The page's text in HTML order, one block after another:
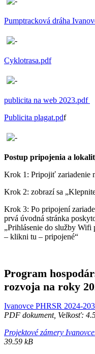
Pumptracková dráha
Cyklotrasa.pdf
publicita na web 2023.pdf
Publicita plagat.pdf
Postup pripojenia a
Krok 1: Pripojiť zariadenie
Krok 2: zobrazí sa
Krok 3: Po pripojení
prvá úvodná stránka
„Prihlásenie do služby Wifi
– klikni tu – pripojené“
Program
rozvoja na roky
Ivanovce PHRSR 2024-
PDF dokument, Velkosť:
Projektové zámery
39.59 kB